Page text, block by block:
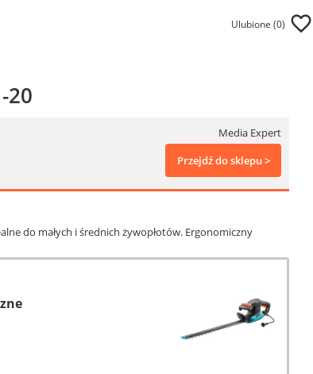
Ulubione (0)
20
Media Expert
Przejdź do sklepu >
do małych i średnich żywopłotów. Ergonomiczny